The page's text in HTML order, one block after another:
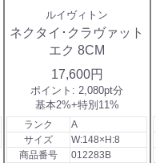
ルイヴィトン
ネクタイ･クラヴァット
エク 8CM
17,600円
ポイント: 2,080pt分
基本2%+特別11%
ランク
A
サイズ
W:148×H:8
商品番号
012283B